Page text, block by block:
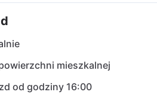
gdzie możecie
kilometrowego wybrzeża
po ekscytujące plaże skaliste.
Zadarze (ZAD) znajduje się 35
mieszkalnej
od godziny 16:00